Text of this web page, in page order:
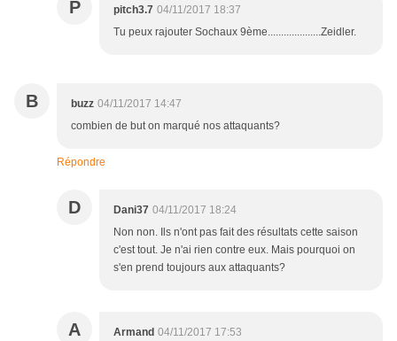
P pitch3.7 04/11/2017 18:37
Tu peux rajouter Sochaux 9ème....................Zeidler.
B buzz 04/11/2017 14:47
combien de but on marqué nos attaquants?
Répondre
D Dani37 04/11/2017 18:24
Non non. Ils n'ont pas fait des résultats cette saison
c'est tout. Je n'ai rien contre eux. Mais pourquoi on
s'en prend toujours aux attaquants?
A Armand 04/11/2017 17:53